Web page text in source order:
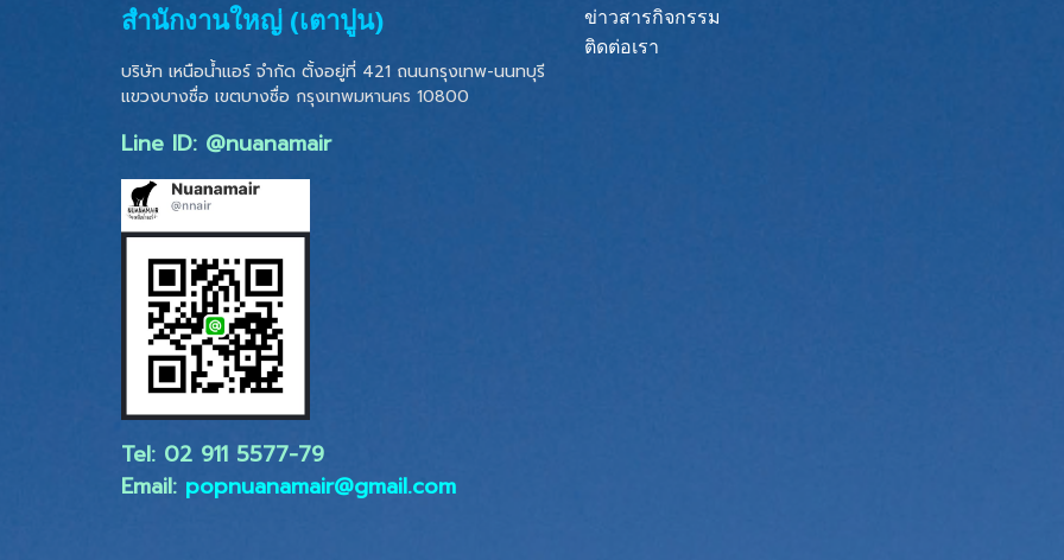
สำนักงานใหญ่ (เตาปูน)
บริษัท เหนือน้ำแอร์ จำกัด ตั้งอยู่ที่ 421 ถนนกรุงเทพ-นนทบุรี
แขวงบางซื่อ เขตบางซื่อ กรุงเทพมหานคร 10800
Line ID: @nuanamair
Tel: 02 ​911 5577-79
Email: popnuanamair@gmail.com
ข่าวสารกิจกรรม
ติดต่อเรา